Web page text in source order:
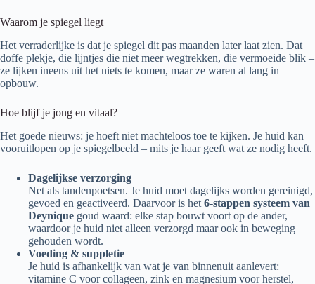
Waarom je spiegel liegt
Het verraderlijke is dat je spiegel dit pas maanden later laat zien. Dat
doffe plekje, die lijntjes die niet meer wegtrekken, die vermoeide blik –
ze lijken ineens uit het niets te komen, maar ze waren al lang in
opbouw.
Hoe blijf je jong en vitaal?
Het goede nieuws: je hoeft niet machteloos toe te kijken. Je huid kan
vooruitlopen op je spiegelbeeld – mits je haar geeft wat ze nodig heeft.
Dagelijkse verzorging
Net als tandenpoetsen. Je huid moet dagelijks worden gereinigd,
gevoed en geactiveerd. Daarvoor is het 6-stappen systeem van
Deynique goud waard: elke stap bouwt voort op de ander,
waardoor je huid niet alleen verzorgd maar ook in beweging
gehouden wordt.
Voeding & suppletie
Je huid is afhankelijk van wat je van binnenuit aanlevert:
vitamine C voor collageen, zink en magnesium voor herstel,